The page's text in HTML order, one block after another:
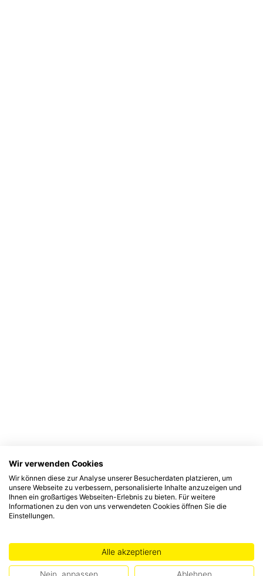
Wir verwenden Cookies
Wir können diese zur Analyse unserer Besucherdaten platzieren, um
unsere Webseite zu verbessern, personalisierte Inhalte anzuzeigen und
Ihnen ein großartiges Webseiten-Erlebnis zu bieten. Für weitere
Informationen zu den von uns verwendeten Cookies öffnen Sie die
Einstellungen.
Alle akzeptieren